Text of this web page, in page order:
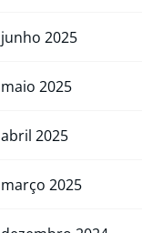
junho 2025
maio 2025
abril 2025
março 2025